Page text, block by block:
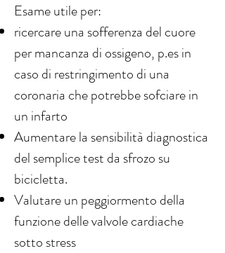
Esame utile per:
ricercare una sofferenza del cuore
per mancanza di ossigeno, p.es in
caso di restringimento di una
coronaria che potrebbe sofciare in
un infarto
Aumentare la sensibilità diagnostica
del semplice test da sfrozo su
bicicletta.
Valutare un peggiormento della
funzione delle valvole cardiache
sotto stress